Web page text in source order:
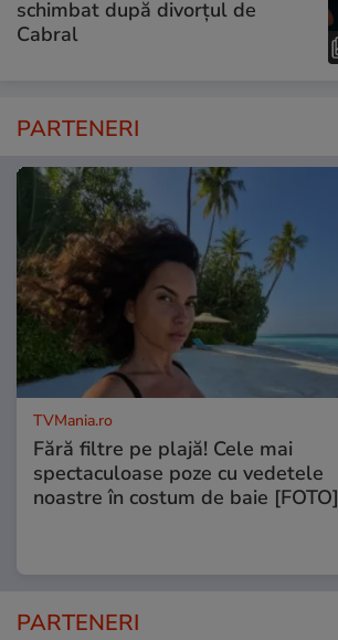
schimbat după divorțul de
Cabral
PARTENERI
TVMania.ro
Fără filtre pe plajă! Cele mai
spectaculoase poze cu vedetele
noastre în costum de baie [FOTO]
PARTENERI